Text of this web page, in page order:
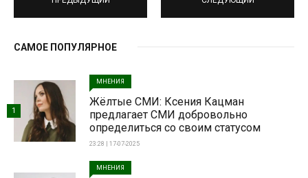
САМОЕ ПОПУЛЯРНОЕ
МНЕНИЯ
Жёлтые СМИ: Ксения Кацман
предлагает СМИ добровольно
определиться со своим статусом
23:28 | 17-07-2025
1
МНЕНИЯ